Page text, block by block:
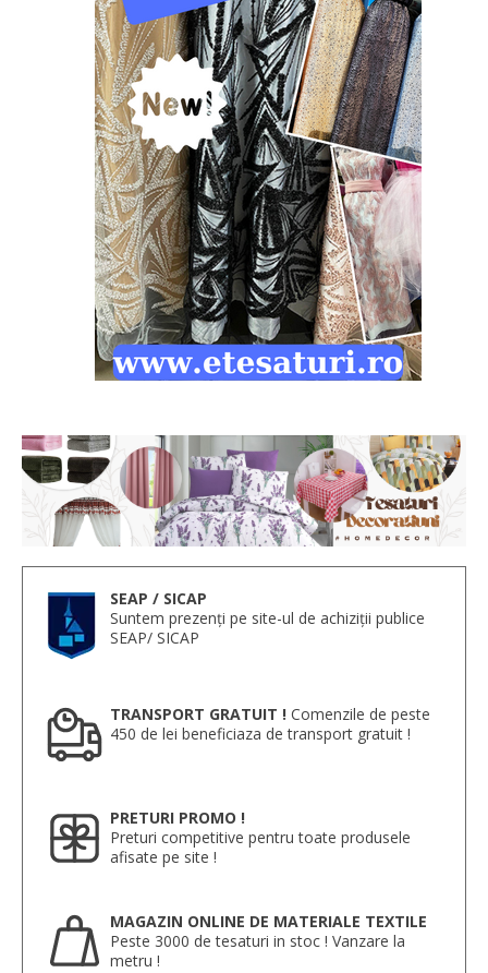
SEAP / SICAP
Suntem prezenți pe site-ul de achiziții publice
SEAP/ SICAP
TRANSPORT GRATUIT ! Comenzile de peste
450 de lei beneficiaza de transport gratuit !
PRETURI PROMO !
Preturi competitive pentru toate produsele
afisate pe site !
MAGAZIN ONLINE DE MATERIALE TEXTILE
Peste 3000 de tesaturi in stoc ! Vanzare la
metru !